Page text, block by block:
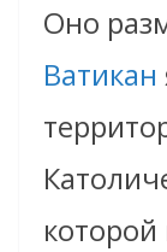
Оно
Ватикан
которой